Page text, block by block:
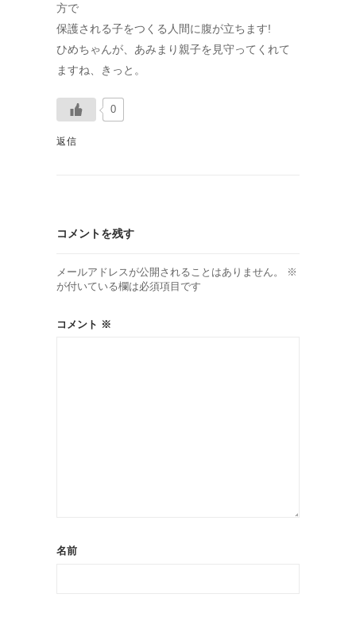
方で
保護される子をつくる人間に腹が立ちます!
ひめちゃんが、あみまり親子を見守ってくれて
ますね、きっと。
0
返信
コメントを残す
メールアドレスが公開されることはありません。
※
が付いている欄は必須項目です
コメント ※
名前